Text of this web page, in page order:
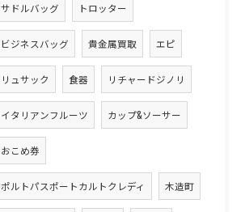
サドルバッグ トロッター
ビジネスバッグ 貴金属買取 エピ
リュサック 食器 リチャードジノリ
イタリアンフルーツ カップ&ソーサー
おこめ券
ポルトパスポートカルトクレディ 木造町